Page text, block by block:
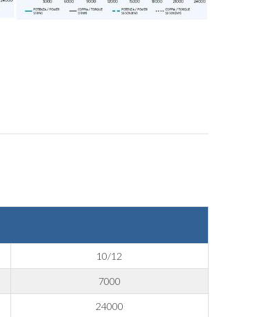
10/12
7000
24000